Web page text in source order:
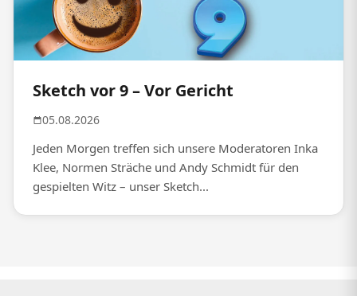
Sketch vor 9 – Vor Gericht
05.08.2026
Jeden Morgen treffen sich unsere Moderatoren Inka
Klee, Normen Sträche und Andy Schmidt für den
gespielten Witz – unser Sketch...